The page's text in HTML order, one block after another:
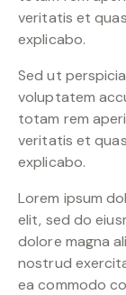
veritatis et
explicabo.
Sed ut
voluptatem
totam rem
veritatis et
explicabo.
Lorem ipsum
elit, sed do
dolore magna
nostrud
ea commodo